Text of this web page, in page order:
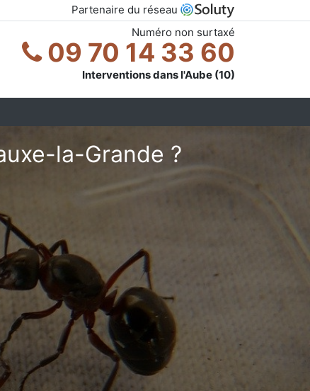
Partenaire du réseau
Numéro non surtaxé
09 70 14 33 60
Interventions dans l'Aube (10)
la-Grande ?